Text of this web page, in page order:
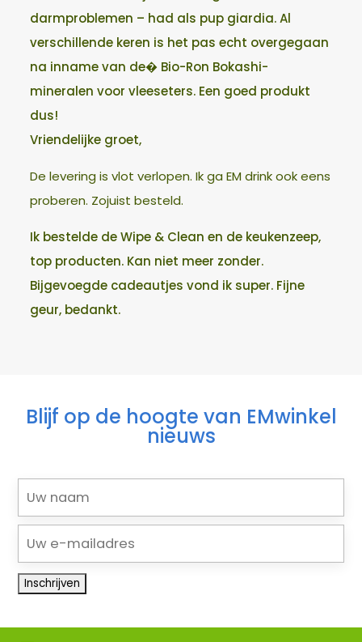
darmproblemen – had als pup giardia. Al
verschillende keren is het pas echt overgegaan
na inname van de� Bio-Ron Bokashi-
mineralen voor vleeseters. Een goed produkt
dus!
Vriendelijke groet,
De levering is vlot verlopen. Ik ga EM drink ook eens
proberen. Zojuist besteld.
Ik bestelde de Wipe & Clean en de keukenzeep,
top producten. Kan niet meer zonder.
Bijgevoegde cadeautjes vond ik super. Fijne
geur, bedankt.
Blijf op de hoogte van EMwinkel
nieuws